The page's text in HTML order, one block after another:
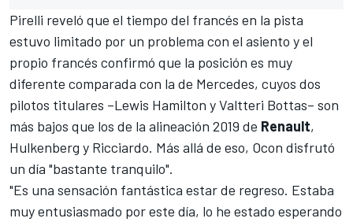
Pirelli reveló que el tiempo del francés en la pista
estuvo limitado por un problema con el asiento y el
propio francés confirmó que la posición es muy
diferente comparada con la de Mercedes, cuyos dos
pilotos titulares –Lewis Hamilton y Valtteri Bottas– son
más bajos que los de la alineación 2019 de Renault,
Hulkenberg y Ricciardo. Más allá de eso, Ocon disfrutó
un día "bastante tranquilo".
"Es una sensación fantástica estar de regreso. Estaba
muy entusiasmado por este día, lo he estado esperando